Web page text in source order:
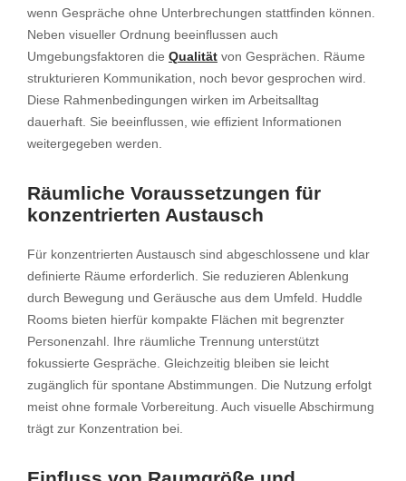
wenn Gespräche ohne Unterbrechungen stattfinden können.
Neben visueller Ordnung beeinflussen auch
Umgebungsfaktoren die Qualität von Gesprächen. Räume
strukturieren Kommunikation, noch bevor gesprochen wird.
Diese Rahmenbedingungen wirken im Arbeitsalltag
dauerhaft. Sie beeinflussen, wie effizient Informationen
weitergegeben werden.
Räumliche Voraussetzungen für
konzentrierten Austausch
Für konzentrierten Austausch sind abgeschlossene und klar
definierte Räume erforderlich. Sie reduzieren Ablenkung
durch Bewegung und Geräusche aus dem Umfeld. Huddle
Rooms bieten hierfür kompakte Flächen mit begrenzter
Personenzahl. Ihre räumliche Trennung unterstützt
fokussierte Gespräche. Gleichzeitig bleiben sie leicht
zugänglich für spontane Abstimmungen. Die Nutzung erfolgt
meist ohne formale Vorbereitung. Auch visuelle Abschirmung
trägt zur Konzentration bei.